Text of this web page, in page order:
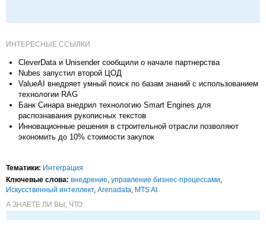
ИНТЕРЕСНЫЕ ССЫЛКИ
CleverData и Unisender сообщили о начале партнерства
Nubes запустил второй ЦОД
ValueAI внедряет умный поиск по базам знаний с использованием
технологии RAG
Банк Синара внедрил технологию Smart Engines для
распознавания рукописных текстов
Инновационные решения в строительной отрасли позволяют
экономить до 10% стоимости закупок
Тематики: Интеграция
Ключевые слова: внедрение, управление бизнес-процессами,
Искусственный интеллект, Arenadata, MTS AI
А ЗНАЕТЕ ЛИ ВЫ, ЧТО: